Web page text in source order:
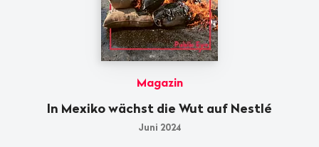
Magazin
In Mexiko wächst die Wut auf Nestlé
Juni 2024